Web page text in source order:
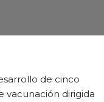
de cinco
vacunación dirigida